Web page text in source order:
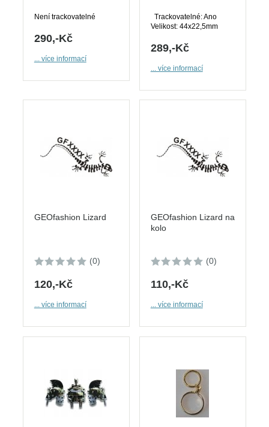
Není trackovatelné
290,-Kč
... více informací
Trackovatelné: Ano
Velikost: 44x22,5mm
289,-Kč
... více informací
GEOfashion Lizard
(0)
120,-Kč
... více informací
GEOfashion Lizard na
kolo
(0)
110,-Kč
... více informací